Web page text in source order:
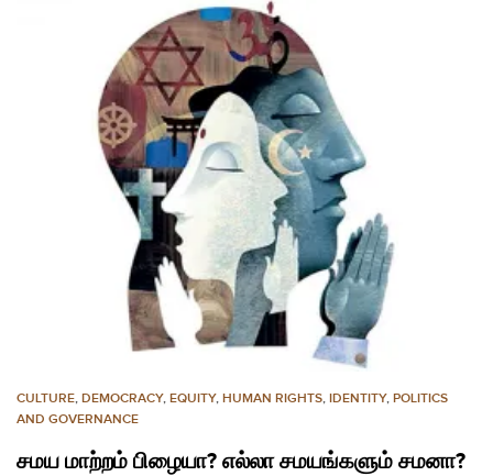
CULTURE, DEMOCRACY, EQUITY, HUMAN RIGHTS, IDENTITY, POLITICS
AND GOVERNANCE
சமய மாற்றம் பிழையா? எல்லா சமயங்களும் சமனா?